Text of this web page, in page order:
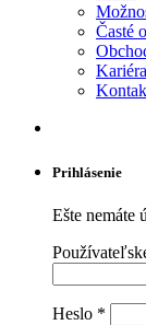
Časté
Kariéra
Prihlásenie
Ešte nemáte
Heslo *